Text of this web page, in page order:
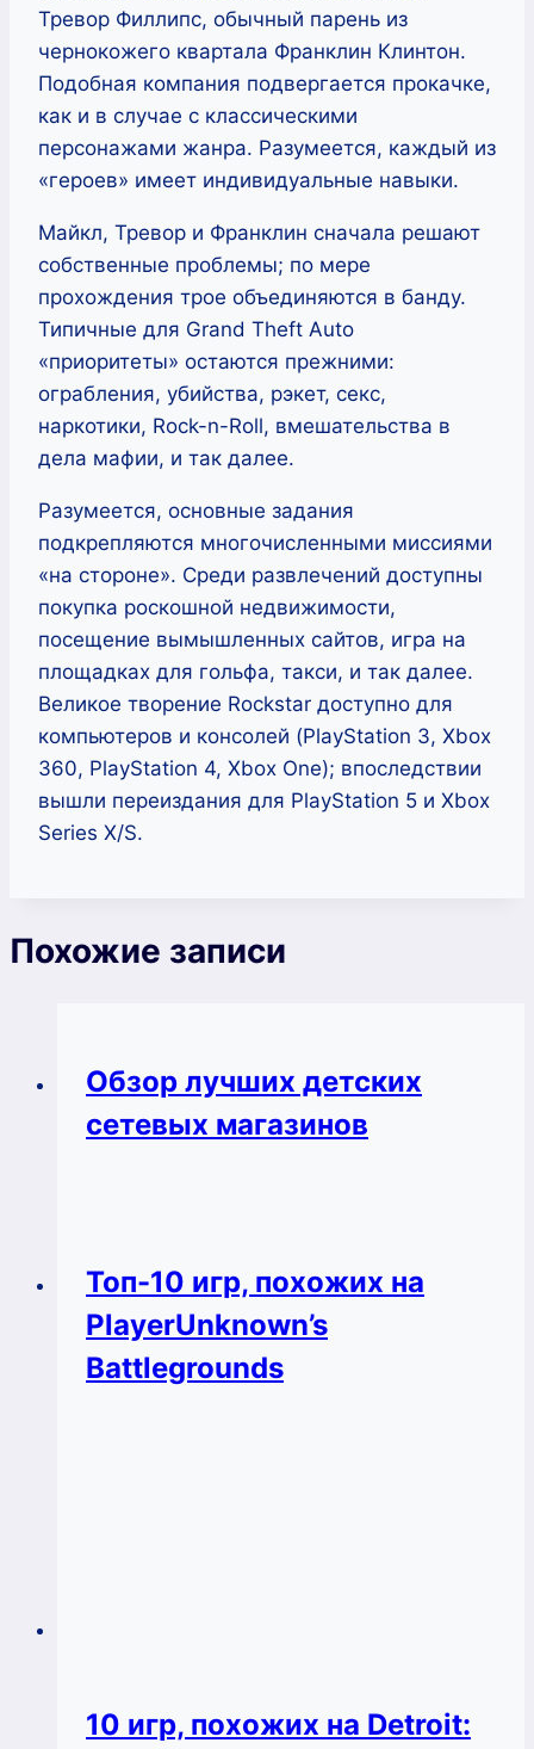
Тревор Филлипс, обычный парень из
чернокожего квартала Франклин Клинтон.
Подобная компания подвергается прокачке,
как и в случае с классическими
персонажами жанра. Разумеется, каждый из
«героев» имеет индивидуальные навыки.
Майкл, Тревор и Франклин сначала решают
собственные проблемы; по мере
прохождения трое объединяются в банду.
Типичные для Grand Theft Auto
«приоритеты» остаются прежними:
ограбления, убийства, рэкет, секс,
наркотики, Rock-n-Roll, вмешательства в
дела мафии, и так далее.
Разумеется, основные задания
подкрепляются многочисленными миссиями
«на стороне». Среди развлечений доступны
покупка роскошной недвижимости,
посещение вымышленных сайтов, игра на
площадках для гольфа, такси, и так далее.
Великое творение Rockstar доступно для
компьютеров и консолей (PlayStation 3, Xbox
360, PlayStation 4, Xbox One); впоследствии
вышли переиздания для PlayStation 5 и Xbox
Series X/S.
Похожие записи
Обзор лучших детских
сетевых магазинов
Топ-10 игр, похожих на
PlayerUnknown’s
Battlegrounds
10 игр, похожих на Detroit: